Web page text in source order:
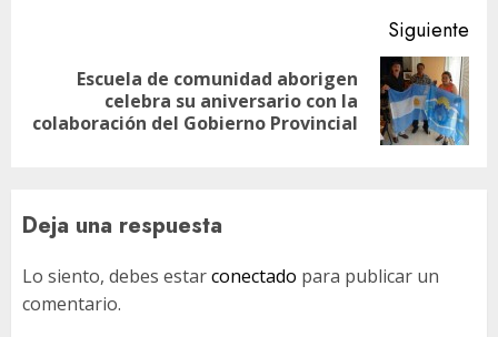
Siguiente
Siguiente
entrada:
Escuela de comunidad aborigen
celebra su aniversario con la
colaboración del Gobierno Provincial
Deja una respuesta
Lo siento, debes estarconectado para publicar un
comentario.